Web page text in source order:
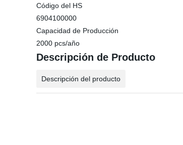
Código del HS
6904100000
Capacidad de Producción
2000 pcs/año
Descripción de Producto
Descripción del producto